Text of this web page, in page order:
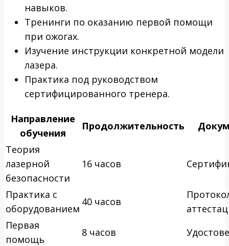
навыков.
Тренинги по оказанию первой помощи
при ожогах.
Изучение инструкции конкретной модели
лазера.
Практика под руководством
сертифицированного тренера.
Направление
обучения
Продолжительность
Теория
лазерной
безопасности
16 часов
Практика с
оборудованием
40 часов
Первая
помощь
8 часов